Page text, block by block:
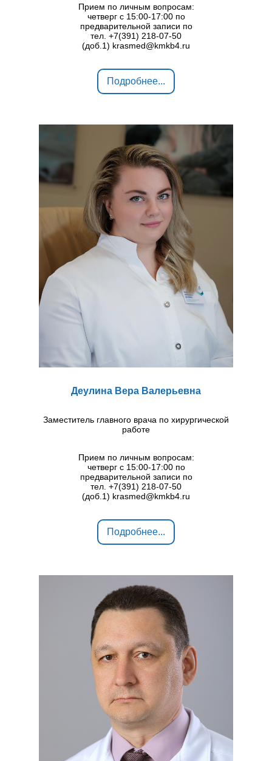
Прием по личным вопросам:
четверг с 15:00-17:00 по
предварительной записи по
тел. +7(391) 218-07-50
(доб.1) krasmed@kmkb4.ru
Подробнее...
Деулина Вера Валерьевна
Заместитель главного врача по хирургической
работе
Прием по личным вопросам:
четверг с 15:00-17:00 по
предварительной записи по
тел. +7(391) 218-07-50
(доб.1) krasmed@kmkb4.ru
Подробнее...